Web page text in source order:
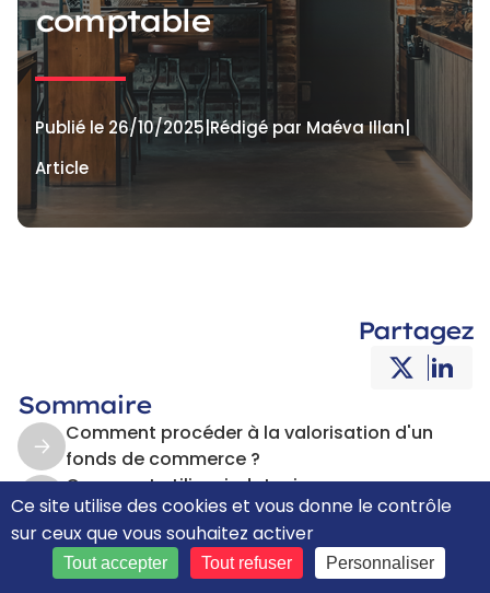
comptable
Publié le 26/10/2025|Rédigé par Maéva Illan
Article
Sommaire
Comment procéder à la valorisation d'un
fonds de commerce ?
Comment utiliser jedataviz.com pour
valoriser un fonds de commerce ?
jedataviz.com : la plateforme de
datavisualisation des experts-comptables
Partagez
Ce site utilise des cookies et vous donne le contrôle
sur ceux que vous souhaitez activer
Tout accepter Tout refuser Personnaliser